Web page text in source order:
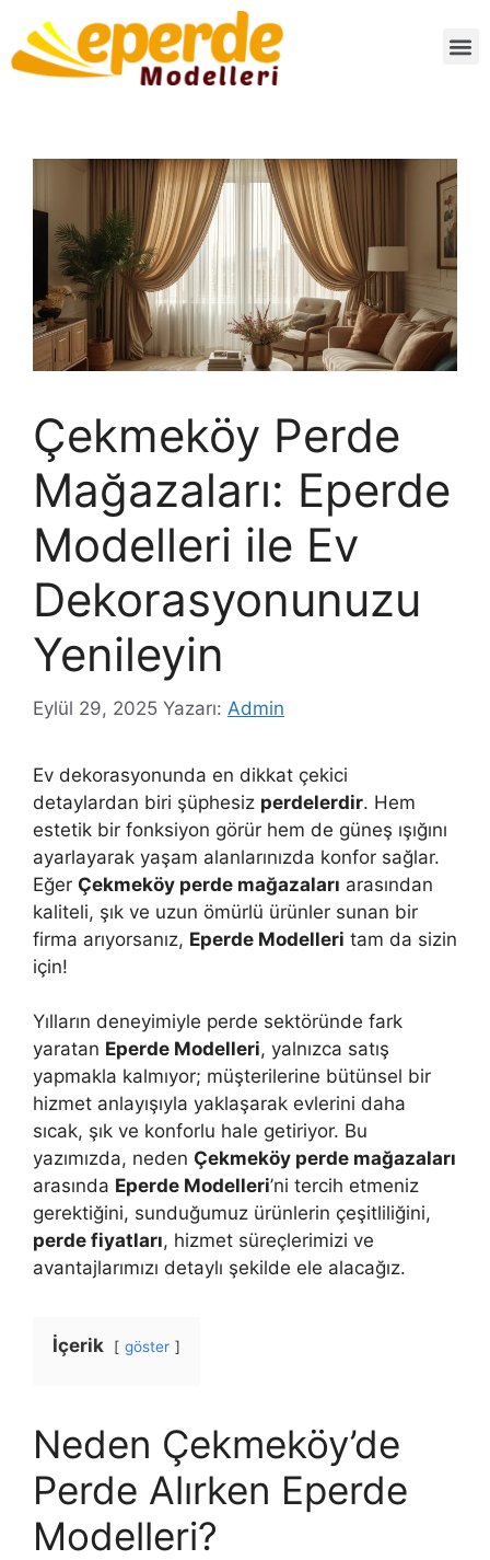
Çekmeköy Perde
Mağazaları: Eperde
Modelleri ile Ev
Dekorasyonunuzu
Yenileyin
Eylül 29, 2025 Yazarı: Admin
Ev dekorasyonunda en dikkat çekici
detaylardan biri şüphesiz perdelerdir. Hem
estetik bir fonksiyon görür hem de güneş ışığını
ayarlayarak yaşam alanlarınızda konfor sağlar.
Eğer Çekmeköy perde mağazaları arasından
kaliteli, şık ve uzun ömürlü ürünler sunan bir
firma arıyorsanız, Eperde Modelleri tam da sizin
için!
Yılların deneyimiyle perde sektöründe fark
yaratan Eperde Modelleri, yalnızca satış
yapmakla kalmıyor; müşterilerine bütünsel bir
hizmet anlayışıyla yaklaşarak evlerini daha
sıcak, şık ve konforlu hale getiriyor. Bu
yazımızda, neden Çekmeköy perde mağazaları
arasında Eperde Modelleri’ni tercih etmeniz
gerektiğini, sunduğumuz ürünlerin çeşitliliğini,
perde fiyatları, hizmet süreçlerimizi ve
avantajlarımızı detaylı şekilde ele alacağız.
İçerik göster
Neden Çekmeköy’de
Perde Alırken Eperde
Modelleri?